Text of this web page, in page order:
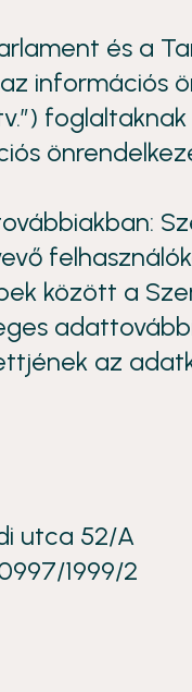
és a
információs
között a
az
utca 52/A
1999/2